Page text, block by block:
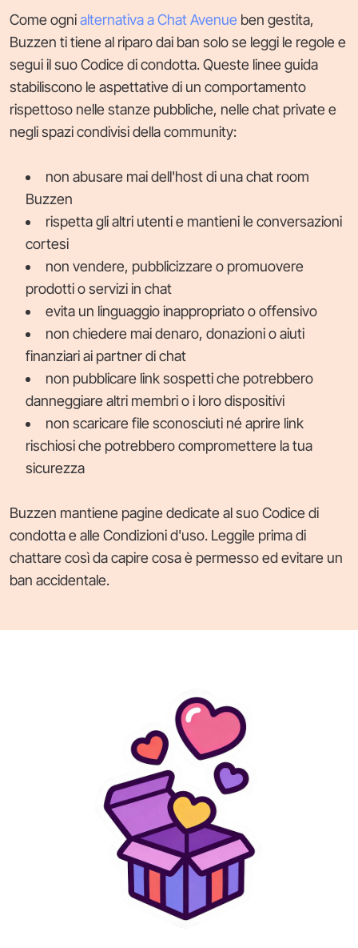
Come ognialternativa a Chat Avenue ben gestita,
Buzzen ti tiene al riparo dai ban solo se leggi le regole e
segui il suo Codice di condotta. Queste linee guida
stabiliscono le aspettative di un comportamento
rispettoso nelle stanze pubbliche, nelle chat private e
negli spazi condivisi della community:
non abusare mai dell'host di una chat room
Buzzen
rispetta gli altri utenti e mantieni le conversazioni
cortesi
non vendere, pubblicizzare o promuovere
prodotti o servizi in chat
evita un linguaggio inappropriato o offensivo
non chiedere mai denaro, donazioni o aiuti
finanziari ai partner di chat
non pubblicare link sospetti che potrebbero
danneggiare altri membri o i loro dispositivi
non scaricare file sconosciuti né aprire link
rischiosi che potrebbero compromettere la tua
sicurezza
Buzzen mantiene pagine dedicate al suo Codice di
condotta e alle Condizioni d'uso. Leggile prima di
chattare così da capire cosa è permesso ed evitare un
ban accidentale.